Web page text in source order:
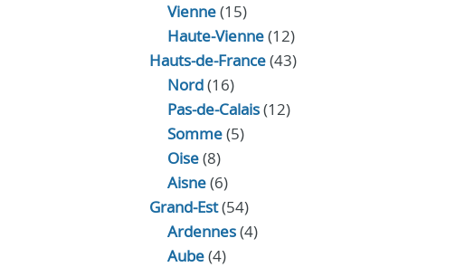
Vienne(15)
Haute-Vienne(12)
Hauts-de-France(43)
Nord(16)
Pas-de-Calais(12)
Somme(5)
Oise(8)
Aisne(6)
Grand-Est(54)
Ardennes(4)
Aube(4)